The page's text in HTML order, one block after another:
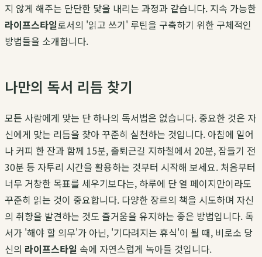
지 않게 해주는 단단한 닻을 내리는 과정과 같습니다. 지속 가능한
라이프스타일로서의 '읽고 쓰기' 루틴을 구축하기 위한 구체적인
방법들을 소개합니다.
나만의 독서 리듬 찾기
모든 사람에게 맞는 단 하나의 독서법은 없습니다. 중요한 것은 자
신에게 맞는 리듬을 찾아 꾸준히 실천하는 것입니다. 아침에 일어
나 커피 한 잔과 함께 15분, 출퇴근길 지하철에서 20분, 잠들기 전
30분 등 자투리 시간을 활용하는 것부터 시작해 보세요. 처음부터
너무 거창한 목표를 세우기보다는, 하루에 단 열 페이지만이라도
꾸준히 읽는 것이 중요합니다. 다양한 장르의 책을 시도하며 자신
의 취향을 발견하는 것도 즐거움을 유지하는 좋은 방법입니다. 독
서가 '해야 할 의무'가 아닌, '기다려지는 휴식'이 될 때, 비로소 당
신의 라이프스타일 속에 자연스럽게 녹아들 것입니다.